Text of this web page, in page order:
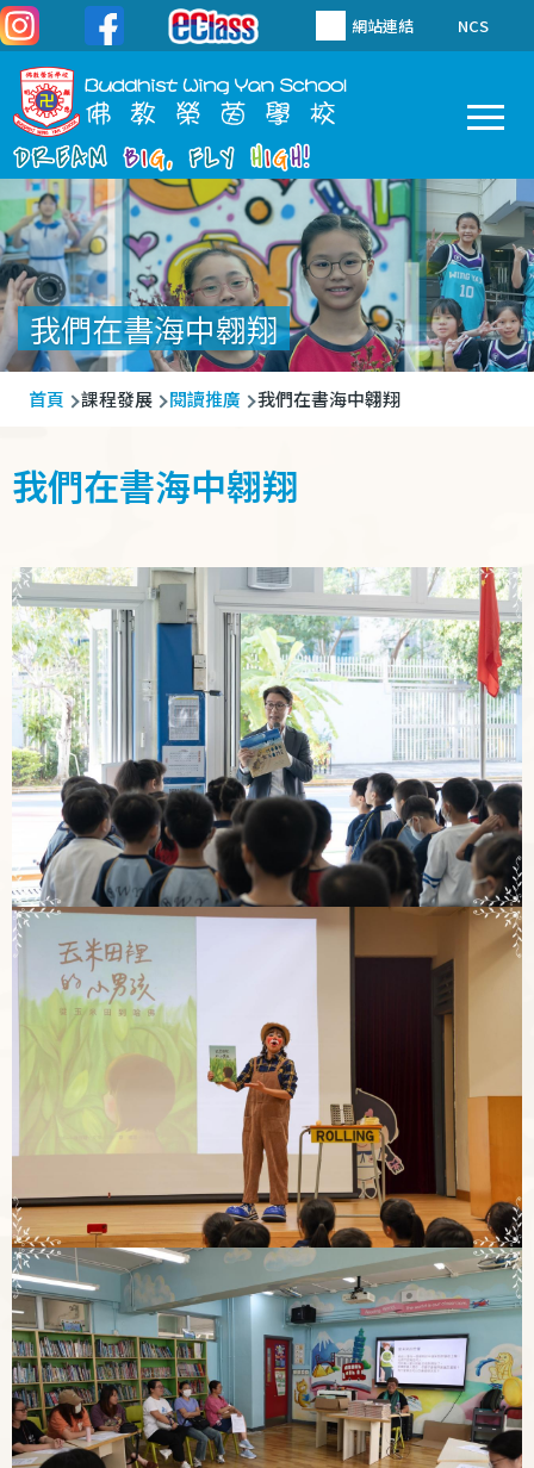
移至主內容 網站連結 NCS
Main
navigation
我們在書海中翱翔
導
連
結
首頁 課程發展 閱讀推廣 我們在書海中翱翔
我們在書海中翱翔